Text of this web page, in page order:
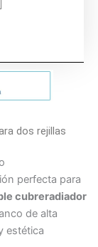
dos rejillas
perfecta para
cubreradiador
de alta
estética